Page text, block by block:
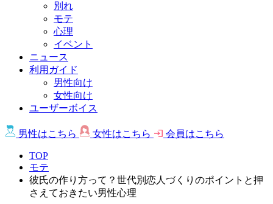
別れ
モテ
心理
イベント
ニュース
利用ガイド
男性向け
女性向け
ユーザーボイス
男性はこちら 女性はこちら 会員はこちら
TOP
モテ
彼氏の作り方って？世代別恋人づくりのポイントと押
さえておきたい男性心理